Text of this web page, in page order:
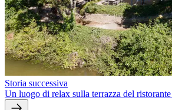
Storia successiva
Un luogo di relax sulla terrazza del